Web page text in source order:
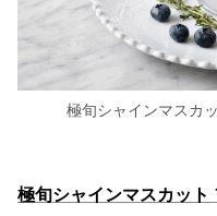
極旬シャインマスカ
極旬シャインマスカット